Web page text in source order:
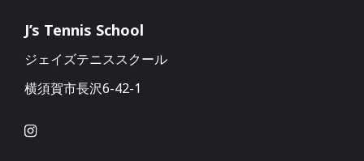
J’s Tennis School
ジェイズテニススクール
横須賀市長沢6-42-1